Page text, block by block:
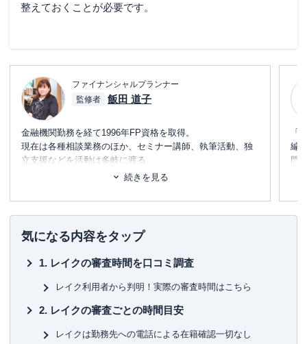
整えておくことが必要です。
ファイナンシャルプランナー
監修者
飯田 道子
金融機関勤務を経て1996年FP資格を取得。
現在は各種相談業務のほか、セミナー講師、執筆活動、独
立支援などを活動は多岐に渡る。
どの金融機関にも属さない独立系FPとして、金融・保険情
また海外移住の相談などにも対応しており、特にカナダや
韓国への移住支援などを行っている。
「
宅建資格を取るまえに読む本
が集まる94の方法」「介護経験FPが語る介護のマネー&ア
テラー必携‼ あなたのファンを増やす魔
法の質問 」などの著書もあり。
続きを見る
「
編
門
め
気になる内容をタップ
レイクの審査時間を口コミ調査
レイク利用者から判明！実際の審査時間はこちら
レイクの審査ごとの時間目安
レイクは勤務先への電話による在籍確認一切なし